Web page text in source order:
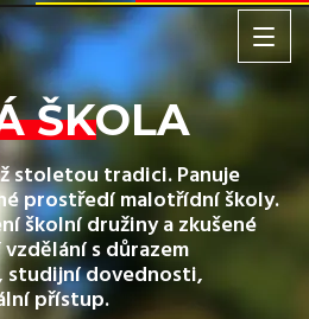
ŠKOLA
stoletou tradici. Panuje
prostředí malotřídní školy.
školní družiny a zkušené
s důrazem
studijní dovednosti,
přístup.